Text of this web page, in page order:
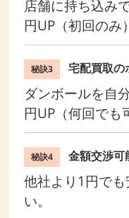
店舗に持ち込み
円UP（初回のみ）
秘訣3 宅配買取の
ダンボールを自
円UP（何回でも
秘訣4 金額交渉可
他社より1円で
い。